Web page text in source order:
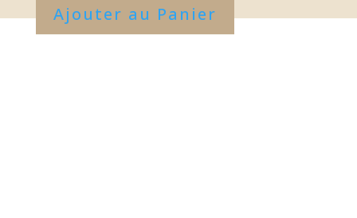
Ajouter au Panier